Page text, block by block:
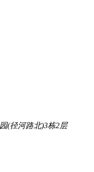
(径河路北)3栋2层